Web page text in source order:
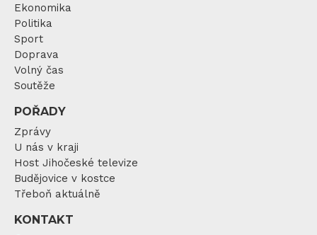
Ekonomika
Politika
Sport
Doprava
Volný čas
Soutěže
POŘADY
Zprávy
U nás v kraji
Host Jihočeské televize
Budějovice v kostce
Třeboň aktuálně
KONTAKT